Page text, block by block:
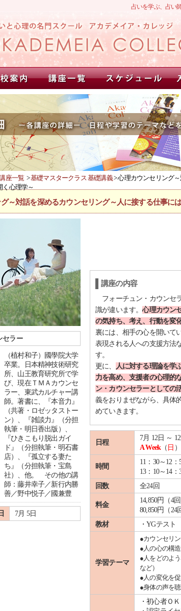
占いを学ぶ、占い
座一覧 >基礎マスタークラス 基礎講義> 心理カウンセリング
く心理学～
～対話を深めるカウンセリング～人に接する仕事に
セラー
（植村和子）國學院大学
卒業。日本精神技術研究
所、山王教育研究所で学
び、現在ＴＭＡカウンセ
ラー、東武カルチャー講
師。著書に、『本音力』
（共著・ロゼッタストー
ン）、『雑談力』（分担
執筆・明日香出版）、
『ひきこもり脱出ガイ
ド』（分担執筆・明石書
店）、『孤立する妻た
ち』（分担執筆・宝島
社）、他。 その他の講
師：藤井幸子／新行内勝
善／野中悦子／國兼豊
7月 5日
講座の内容
フォーチュン・カウンセ
識が違います。心理カウン
の気持ち、考え、行動を変
裏には、相手の心を開いて
表現される人への支援方法
す。
更に、
人に対する理論を学
力を高め、支援者の心理的
ン・カウンセラーとしての
義をおりまぜながら、具体
めていきます。
日程
7月 12日 ～
A Week（ 日 ）
時間
11：30～12：
13：10～14：
回数
全24回
料金
14,850円（4
80,850円（
教材
・YGテスト
学習テーマ
●カウンセリ
●人の心の構
●人をどのよ
など）
●人の変化を
●身体の声を
・初心者Ｏ